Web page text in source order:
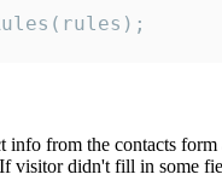
info from the contacts form
visitor didn't fill in some